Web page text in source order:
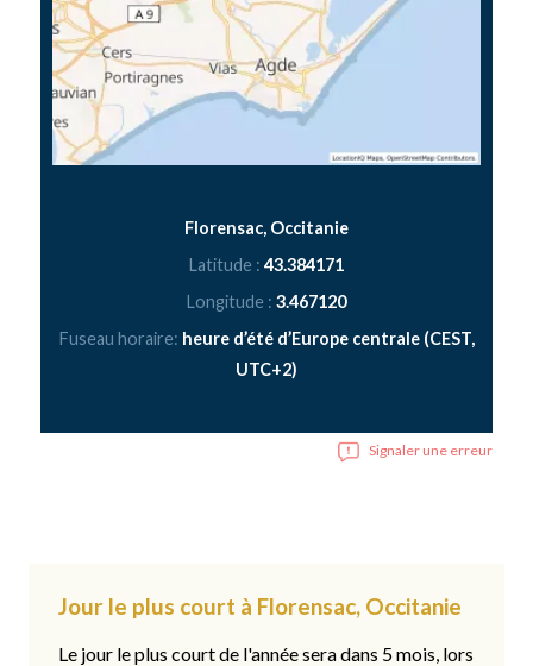
Florensac, Occitanie
Latitude : 43.384171
Longitude : 3.467120
Fuseau horaire: heure d’été d’Europe centrale (CEST,
UTC+2)
Signaler une erreur
Jour le plus court à Florensac, Occitanie
Le jour le plus court de l'année sera dans 5 mois, lors